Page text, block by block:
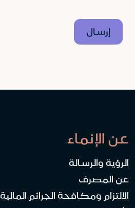
عن الإنماء
الرؤية والرسالة
عن المصرف
الالتزام ومكافحة الجرائم المالية